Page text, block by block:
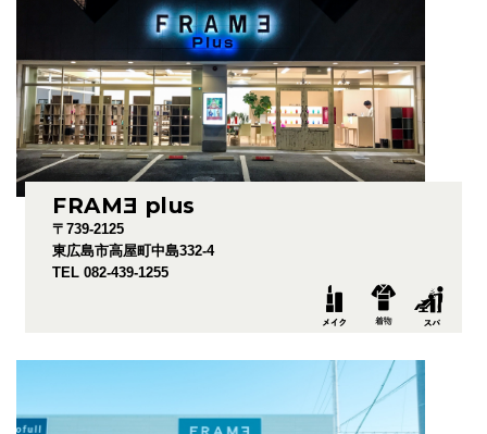
FRAME plus
〒739-2125
東広島市高屋町中島332-4
TEL 082-439-1255